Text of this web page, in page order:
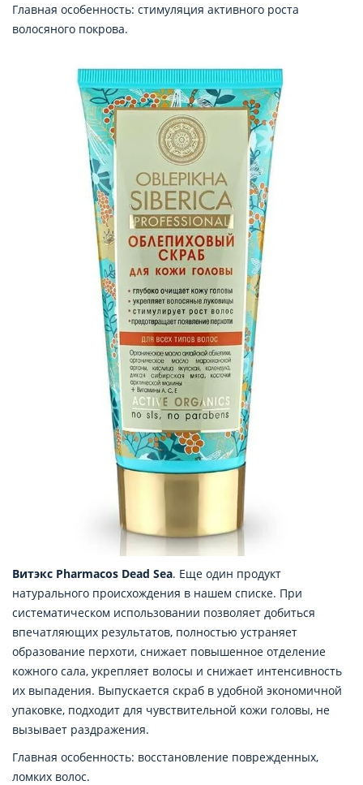
Главная особенность: стимуляция активного роста
волосяного покрова.
Витэкс Pharmacos Dead Sea. Еще один продукт
натурального происхождения в нашем списке. При
систематическом использовании позволяет добиться
впечатляющих результатов, полностью устраняет
образование перхоти, снижает повышенное отделение
кожного сала, укрепляет волосы и снижает интенсивность
их выпадения. Выпускается скраб в удобной экономичной
упаковке, подходит для чувствительной кожи головы, не
вызывает раздражения.
Главная особенность: восстановление поврежденных,
ломких волос.